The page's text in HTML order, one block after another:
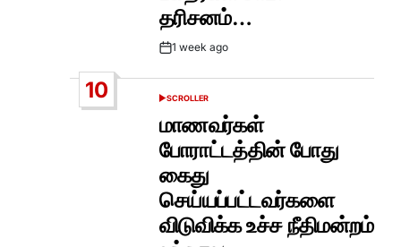
தரிசனம்…
Post1 week ago
10
POSTED
SCROLLER
மாணவர்கள்
போராட்டத்தின் போது
கைது
செய்யப்பட்டவர்களை
விடுவிக்க உச்ச நீதிமன்றம்